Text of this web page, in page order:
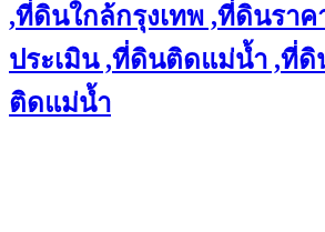
,ที่ดินใกล้กรุงเทพ ,ที่ดินราค
ประเมิน ,ที่ดินติดแม่น้ำ ,ที่ดิ
ติดแม่น้ำ